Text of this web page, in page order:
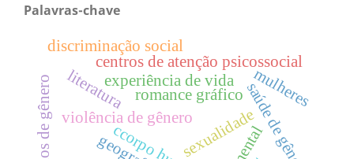
Palavras-chave
saúde de gênero
violência de gênero
centros de atenção psicossocial
estudos de gênero sexualidade
literaturaexperiência de vida mulheres
romance gráfico
discriminação social